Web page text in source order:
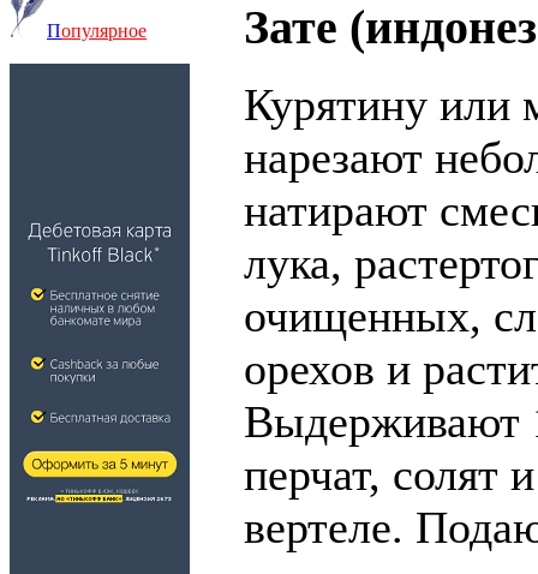
Популярное Зате
Курятину или
нарезают
натирают
лука,
очищенных,
орехов и
Выдерживают
перчат, солят
вертеле.